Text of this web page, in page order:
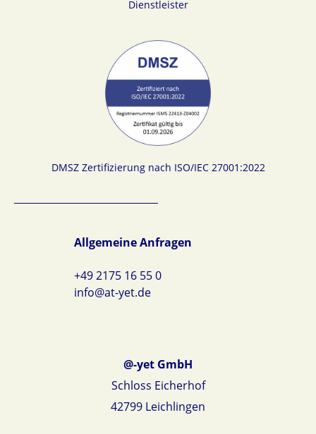
Dienstleister
DMSZ Zertifizierung nach ISO/IEC 27001:2022
Allgemeine Anfragen
+49 2175 16 55 0
info@at-yet.de
@-yet GmbH
Schloss Eicherhof
42799 Leichlingen